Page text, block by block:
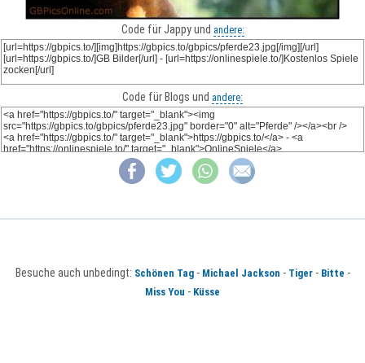
Code für Jappy und andere:
Code für Blogs und andere:
Besuche auch unbedingt: Schönen Tag- Michael Jackson - Tiger- Bitte -
Miss You - Küsse